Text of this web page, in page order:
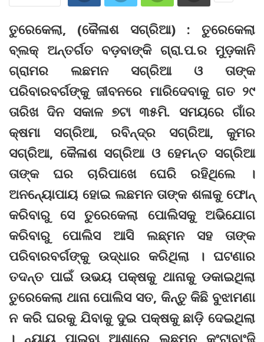
ତୁରେକେଲା, (କୈଳାଶ ସଗ୍ରିଆ) : ତୁରେକେଲା
ବ୍ଲକ୍‌ ଅନ୍ତର୍ଗତ ବଡ଼ବାଙ୍କି ଗ୍ରା.ପ.ର ମୁଡ଼କାନି
ଗ୍ରାମର ଲଛମନ ସଗ୍ରିଆ ଓ ତାଙ୍କ
ପରିବାରବର୍ଗଙ୍କୁ ଜୀବନରେ ମାରିଦେବାକୁ ଗତ ୨୯
ତାରିଖ ଦିନ ସକାଳ ୭ଟା ୩୫ମି. ସମୟରେ ଗାଁର
କ୍ଷମା ସଗ୍ରିଆ, ରବିନ୍ଦ୍ର ସଗ୍ରିଆ, କୁମର
ସଗ୍ରିଆ, କୈଳାଶ ସଗ୍ରିଆ ଓ ହେମନ୍ତ ସଗ୍ରିଆ
ତାଙ୍କ ଘର ଚାରିପାଖେ ଘେରି ରହିଥିଲେ ।
ଅନନ୍ୟୋପାୟ ହୋଇ ଲଛମନ ତାଙ୍କ ଶଳାକୁ ଫୋନ୍‌
କରିବାରୁ ସେ ତୁରେକେଲା ପୋଲିସକୁ ଅଭିଯୋଗ
କରିବାରୁ ପୋଲିସ ଆସି ଲଛ୍‌ମନ ସହ ତାଙ୍କ
ପରିବାରବର୍ଗଙ୍କୁ ଉଦ୍ଧାର କରିଥିଲା । ଘଟଣାର
ତଦନ୍ତ ପାଇଁ ଉଭୟ ପକ୍ଷକୁ ଥାନାକୁ ଡକାଇଥିଲା
ତୁରେକେଲା ଥାନା ପୋଲିସ ସତ, କିନ୍ତୁ କିଛି ବୁଝାମଣା
ନ କରି ଘରକୁ ଯିବାକୁ ଦୁଇ ପକ୍ଷକୁ ଛାଡ଼ି ଦେଇଥିଲା
। ନ୍ୟାୟ ପାଇବା ଆଶାରେ ଲଛ୍‌ମନ କଂଟାବାଂଜି